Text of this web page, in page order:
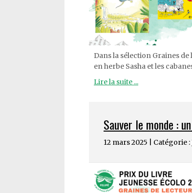
Dans la sélection Graines
en herbe Sasha et les
Lire la suite ...
Sauver le monde :
12 mars 2025 | Catégorie :